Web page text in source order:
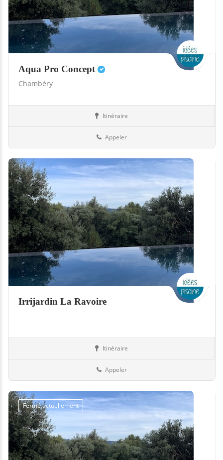
Aqua Pro Concept
Chambéry
Itinéraire
Appeler
Irrijardin La Ravoire
Itinéraire
Appeler
Fermé actuellement